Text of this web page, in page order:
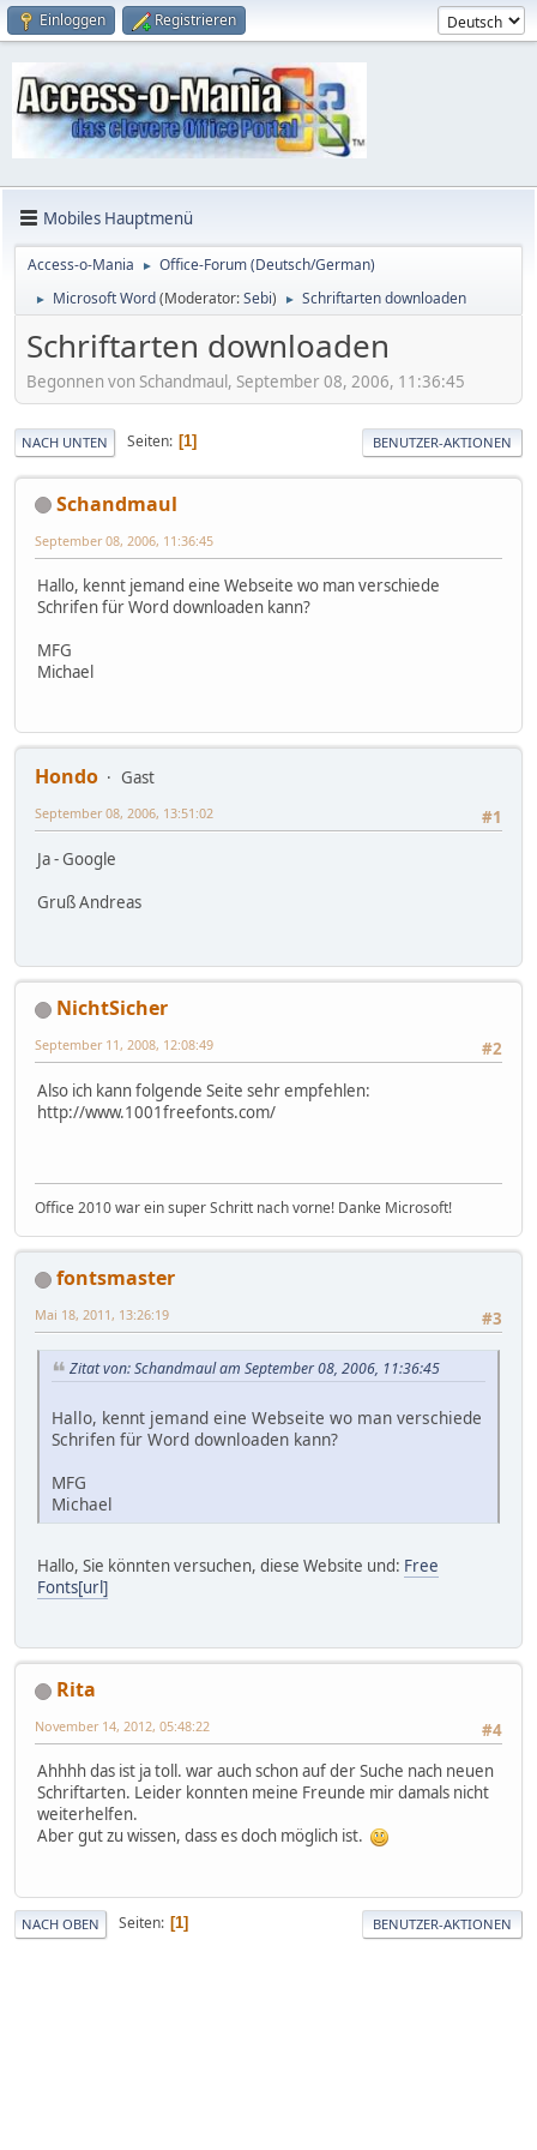
Einloggen Registrieren
Mobiles Hauptmenü
Access-o-Mania ► Office-Forum (Deutsch/German)
► Microsoft Word(Moderator:Sebi) ► Schriftarten downloaden
Schriftarten downloaden
Begonnen von Schandmaul, September 08, 2006, 11:36:45
NACH UNTEN Seiten 1 BENUTZER-AKTIONEN
Schandmaul
September 08, 2006, 11:36:45
Hallo, kennt jemand eine Webseite wo man verschiede
Schrifen für Word downloaden kann?
MFG
Michael
Hondo
Gast
#1
September 08, 2006, 13:51:02
Ja - Google
Gruß Andreas
NichtSicher
#2
September 11, 2008, 12:08:49
Also ich kann folgende Seite sehr empfehlen:
http://www.1001freefonts.com/
Office 2010 war ein super Schritt nach vorne! Danke Microsoft!
fontsmaster
#3
Mai 18, 2011, 13:26:19
Zitat von: Schandmaul am September 08, 2006, 11:36:45
Hallo, kennt jemand eine Webseite wo man verschiede
Schrifen für Word downloaden kann?
MFG
Michael
Hallo, Sie könnten versuchen, diese Website und: Free
Fonts[url]
Rita
#4
November 14, 2012, 05:48:22
Ahhhh das ist ja toll. war auch schon auf der Suche nach neuen
Schriftarten. Leider konnten meine Freunde mir damals nicht
weiterhelfen.
Aber gut zu wissen, dass es doch möglich ist.
NACH OBEN Seiten 1 BENUTZER-AKTIONEN